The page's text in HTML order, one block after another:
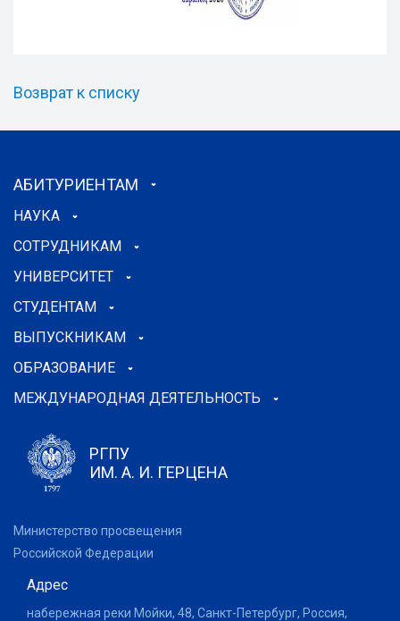
Возврат к списку
АБИТУРИЕНТАМ
НАУКА
СОТРУДНИКАМ
УНИВЕРСИТЕТ
СТУДЕНТАМ
ВЫПУСКНИКАМ
ОБРАЗОВАНИЕ
МЕЖДУНАРОДНАЯ ДЕЯТЕЛЬНОСТЬ
РГПУ
ИМ. А. И. ГЕРЦЕНА
Министерство просвещения
Российской Федерации
Адрес
набережная реки Мойки, 48, Санкт-Петербург, Россия,